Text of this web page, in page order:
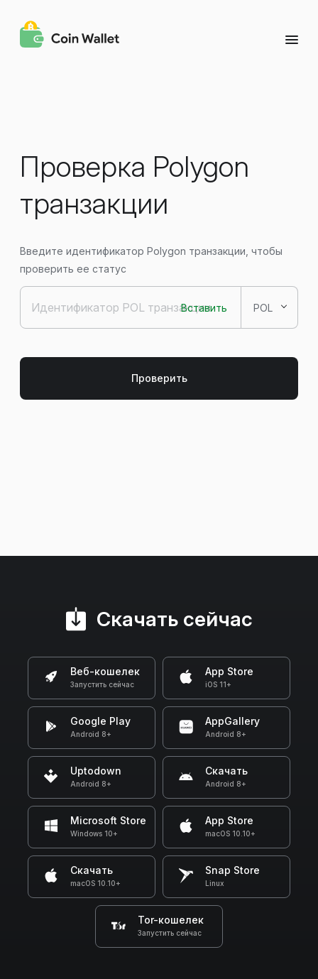
Проверка Polygon
транзакции
Введите идентификатор Polygon транзакции, чтобы
проверить ее статус
Вставить POL
Скачать сейчас
Веб-кошелек
Запустить сейчас
App Store
iOS 11+
Google Play
Android 8+
AppGallery
Android 8+
Uptodown
Android 8+
Скачать
Android 8+
Microsoft Store
Windows 10+
App Store
macOS 10.10+
Скачать
macOS 10.10+
Snap Store
Linux
Tor-кошелек
Запустить сейчас